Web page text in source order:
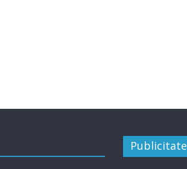
Publicitate